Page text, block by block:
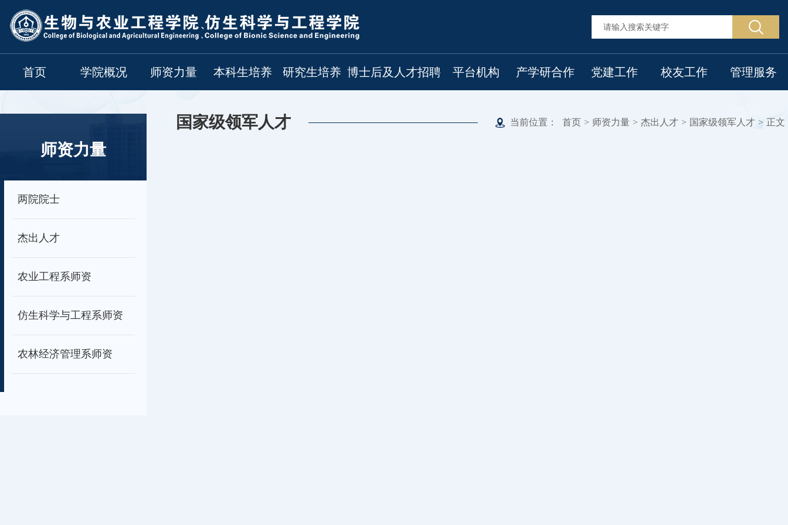
首页 学院概况 师资力量 本科生培养 研究生培养 博士后及人才招聘 平台机构 产学研合作 党建工作 校友工作 管理服务
师资力量
两院院士
杰出人才
农业工程系师资
仿生科学与工程系师资
农林经济管理系师资
国家级领军人才 当前位置： 首页 > 师资力量 > 杰出人才 > 国家级领军人才 > 正文